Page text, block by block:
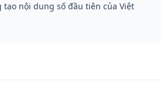
tạo nội dung số đầu tiên của Việt